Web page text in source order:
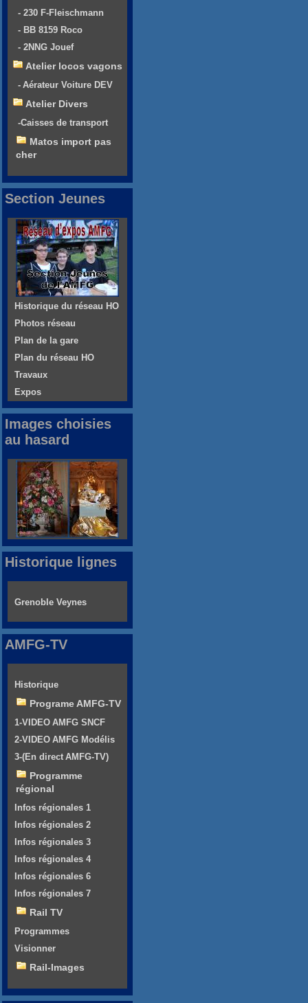
- 230 F-Fleischmann
- BB 8159 Roco
- 2NNG Jouef
Atelier locos vagons
- Aérateur Voiture DEV
Atelier Divers
-Caisses de transport
Matos import pas
cher
Section Jeunes
Historique du réseau HO
Photos réseau
Plan de la gare
Plan du réseau HO
Travaux
Expos
Images choisies
au hasard
Historique lignes
Grenoble Veynes
AMFG-TV
Historique
Programe AMFG-TV
1-VIDEO AMFG SNCF
2-VIDEO AMFG Modélis
3-(En direct AMFG-TV)
Programme
régional
Infos régionales 1
Infos régionales 2
Infos régionales 3
Infos régionales 4
Infos régionales 6
Infos régionales 7
Rail TV
Programmes
Visionner
Rail-Images